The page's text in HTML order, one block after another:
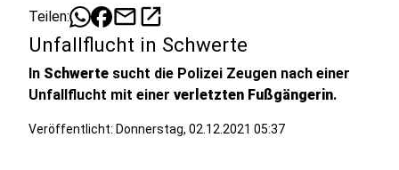
Teilen: mailopen_in_new
Unfallflucht in Schwerte
In Schwerte sucht die Polizei Zeugen nach einer
Unfallflucht mit einer verletzten Fußgängerin.
Veröffentlicht: Donnerstag, 02.12.2021 05:37